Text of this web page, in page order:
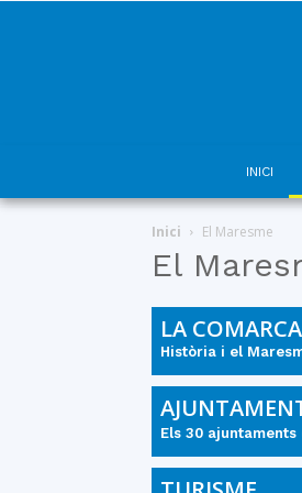
INICI
Inici El Maresme
El
LA COMARCA
Història i el
Els 30